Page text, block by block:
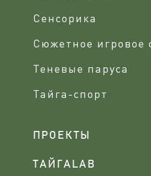
Сенсорика
Сюжетное игровое
Теневые паруса
Тайга-спорт
ПРОЕКТЫ
ТАЙГАLAB